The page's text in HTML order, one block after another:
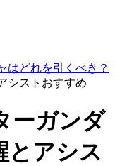
はどれを引くべき？
シストおすすめ
ーガンダ
とアシス